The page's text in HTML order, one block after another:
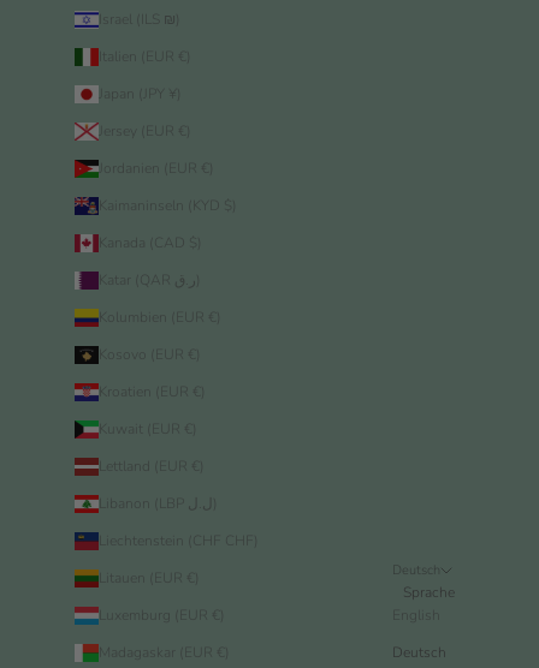
Israel (ILS ₪)
Italien (EUR €)
Japan (JPY ¥)
Jersey (EUR €)
Jordanien (EUR €)
Kaimaninseln (KYD $)
Kanada (CAD $)
Kolumbien (EUR €)
Kroatien (EUR €)
Kuwait (EUR €)
Lettland (EUR €)
Liechtenstein (CHF CHF)
Litauen (EUR €)
Luxemburg (EUR €)
Madagaskar (EUR €)
Deutsch
Sprache
English
Deutsch